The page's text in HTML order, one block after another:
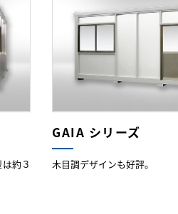
約３
GAIA シリーズ
木目調デザインも好評。